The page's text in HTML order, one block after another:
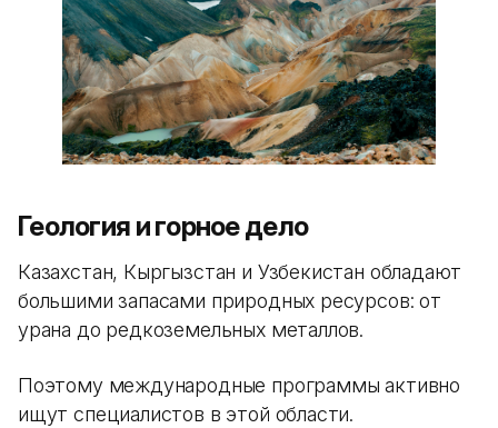
Геология и горное дело
Казахстан, Кыргызстан и Узбекистан обладают
большими запасами природных ресурсов: от
урана до редкоземельных металлов.
Поэтому международные программы активно
ищут специалистов в этой области.